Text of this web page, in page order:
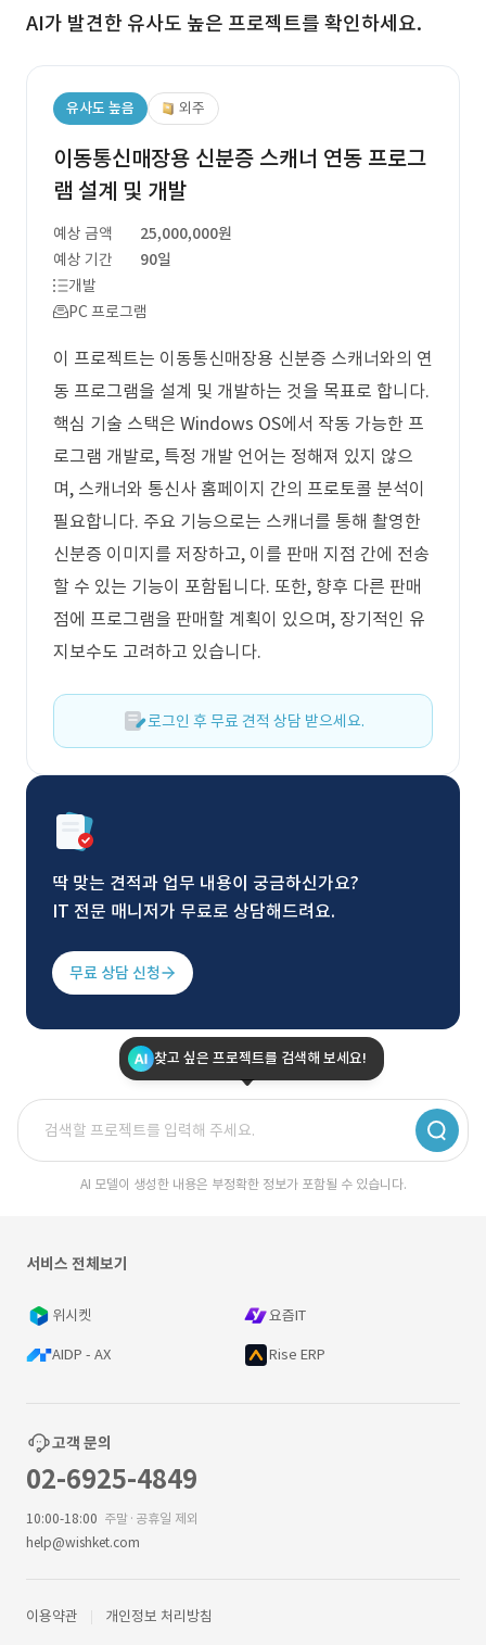
AI가 발견한 유사도 높은 프로젝트를 확인하세요.
유사도 높음 외주
이동통신매장용 신분증 스캐너 연동 프로그
램 설계 및 개발
예상 금액
25,000,000원
예상 기간
90일
개발
PC 프로그램
이 프로젝트는 이동통신매장용 신분증 스캐너와의 연
동 프로그램을 설계 및 개발하는 것을 목표로 합니다.
핵심 기술 스택은 Windows OS에서 작동 가능한 프
로그램 개발로, 특정 개발 언어는 정해져 있지 않으
며, 스캐너와 통신사 홈페이지 간의 프로토콜 분석이
필요합니다. 주요 기능으로는 스캐너를 통해 촬영한
신분증 이미지를 저장하고, 이를 판매 지점 간에 전송
할 수 있는 기능이 포함됩니다. 또한, 향후 다른 판매
점에 프로그램을 판매할 계획이 있으며, 장기적인 유
지보수도 고려하고 있습니다.
로그인 후 무료 견적 상담 받으세요.
딱 맞는 견적과 업무 내용이 궁금하신가요?
IT 전문 매니저가 무료로 상담해드려요.
무료 상담 신청
찾고 싶은 프로젝트를 검색해 보세요!
AI 모델이 생성한 내용은 부정확한 정보가 포함될 수 있습니다.
서비스 전체보기
위시켓 요즘IT
AIDP - AX Rise ERP
고객 문의
02-6925-4849
10:00-18:00 주말·공휴일 제외
help@wishket.com
이용약관 개인정보 처리방침